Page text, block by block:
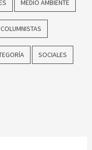
MEDIO AMBIENTE
SOCIALES